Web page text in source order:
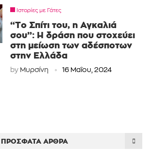
Ιστορίες με Γάτες
“Το Σπίτι του, η Αγκαλιά
σου”: Η δράση που στοχεύει
στη μείωση των αδέσποτων
στην Ελλάδα
by Μυρσίνη 16 Μαΐου, 2024
ΠΡΌΣΦΑΤΑ ΆΡΘΡΑ